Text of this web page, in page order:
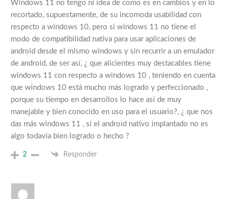
Windows 11 no tengo ni idea de como es en cambios y en lo
recortado, supuestamente, de su incomoda usabilidad con
respecto a windows 10, pero si windows 11 no tiene el
modo de compatibilidad nativa para usar aplicaciones de
android desde el mismo windows y sin recurrir a un emulador
de android, de ser así, ¿ que alicientes muy destacables tiene
windows 11 con respecto a windows 10 , teniendo en cuenta
que windows 10 está mucho más logrado y perfeccionado ,
porque su tiempo en desarrollos lo hace así de muy
manejable y bien conocido en uso para el usuario?, ¿ que nos
das más windows 11 , si el android nativo implantado no es
algo todavía bien logrado o hecho ?
2 Responder